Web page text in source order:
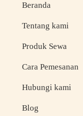
Beranda
Tentang kami
Produk Sewa
Cara Pemesanan
Hubungi kami
Blog